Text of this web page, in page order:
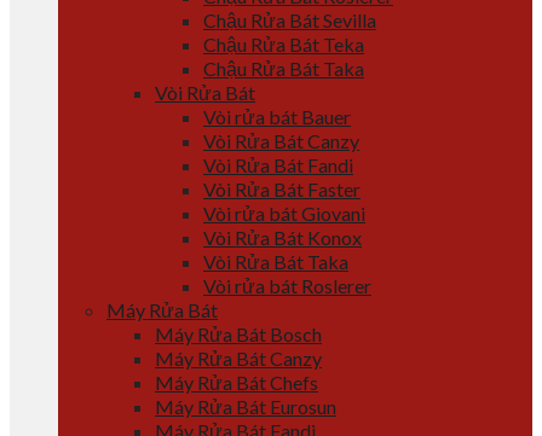
Chậu Rửa Bát Sevilla
Chậu Rửa Bát Teka
Chậu Rửa Bát Taka
Vòi Rửa Bát
Vòi rửa bát Bauer
Vòi Rửa Bát Canzy
Vòi Rửa Bát Fandi
Vòi Rửa Bát Faster
Vòi rửa bát Giovani
Vòi Rửa Bát Konox
Vòi Rửa Bát Taka
Vòi rửa bát Roslerer
Máy Rửa Bát
Máy Rửa Bát Bosch
Máy Rửa Bát Canzy
Máy Rửa Bát Chefs
Máy Rửa Bát Eurosun
Máy Rửa Bát Fandi